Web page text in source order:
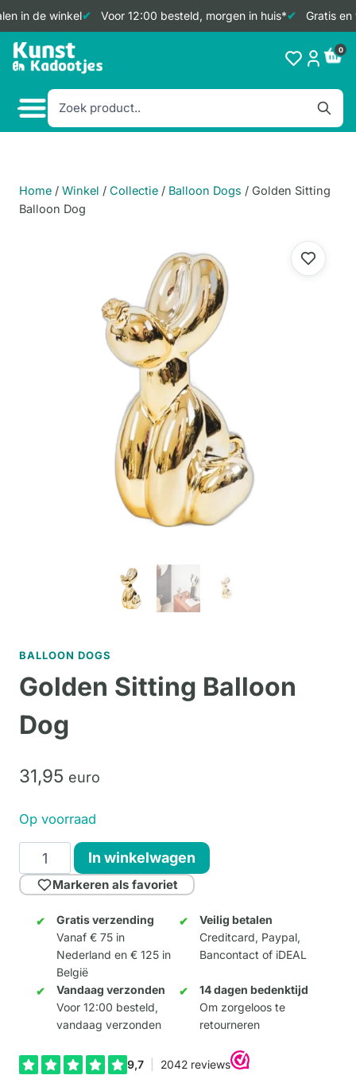
in de winkel Voor 12:00 besteld, morgen in huis* Gratis en
Doorgaan
naar
0
Home / Winkel / Collectie / Balloon Dogs / Golden Sitting
Balloon Dog
BALLOON DOGS
Golden Sitting Balloon
Dog
31,95 euro
Op voorraad
Golden
Sitting
Balloon
Dog
aantal
In winkelwagen
Markeren als favoriet
Gratis verzending
Vanaf € 75 in
Nederland en € 125 in
België
Veilig betalen
Creditcard, Paypal,
Bancontact of iDEAL
Vandaag verzonden
Voor 12:00 besteld,
vandaag verzonden
14 dagen bedenktijd
Om zorgeloos te
retourneren